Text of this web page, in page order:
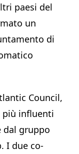
paesi del
un
di
Council,
più influenti
dal gruppo
I due co-